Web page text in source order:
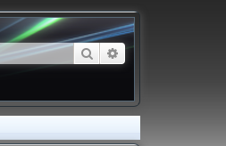
Suche Erweiterte Suche